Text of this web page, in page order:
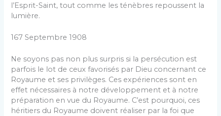
l’Esprit-Saint, tout comme les ténèbres repoussent la
lumière.
167 Septembre 1908
Ne soyons pas non plus surpris si la persécution est
parfois le lot de ceux favorisés par Dieu concernant ce
Royaume et ses privilèges. Ces expériences sont en
effet nécessaires à notre développement et à notre
préparation en vue du Royaume. C’est pourquoi, ces
héritiers du Royaume doivent réaliser par la foi que